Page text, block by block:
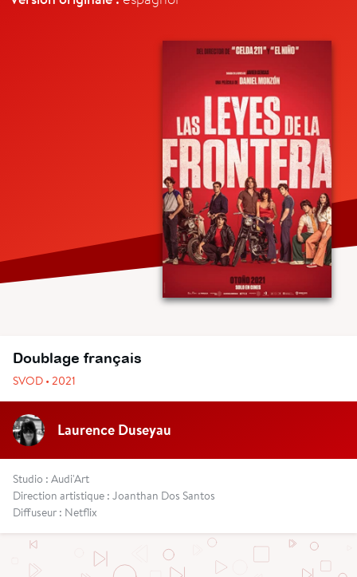
Doublage français
SVOD • 2021
Laurence Duseyau
Studio : Audi'Art
Direction artistique : Joanthan Dos Santos
Diffuseur : Netflix